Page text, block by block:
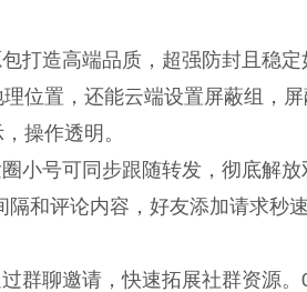
打造高端品质，超强防封且稳
位置，还能云端设置屏蔽组，
操作透明。
小号可同步跟随转发，彻底解
和评论内容，好友添加请求秒
群聊邀请，快速拓展社群资源